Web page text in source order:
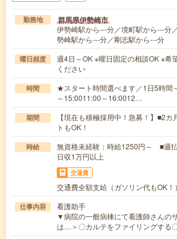
勤務地 群馬県伊勢崎市
伊勢崎駅から---分／境町駅から---分
勢崎駅から---分／剛志駅から---分
曜日頻度
週4日～OK ※曜日固定の相談OK ※希
ください
時間
★スタート時間選べます／1日5時間
～15:0011:00～16:0012…
期間
【現在も積極採用中！急募！】■2
トもOK！
時給
無資格未経験：時給1250円～ ■
日収1万円以上
交通費
交通費全額支給（ガソリン代もOK！）
仕事内容
看護助手
▼病院の一般病棟にて看護師さんの
は…＞〇カルテをファイリングする